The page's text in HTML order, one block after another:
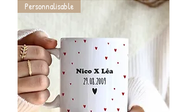
Personnalisable